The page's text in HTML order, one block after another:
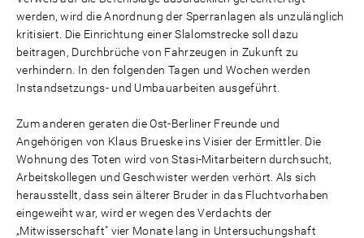
werden, wird die Anordnung der Sperranlagen als unzulänglich
kritisiert. Die Einrichtung einer Slalomstrecke soll dazu
beitragen, Durchbrüche von Fahrzeugen in Zukunft zu
verhindern. In den folgenden Tagen und Wochen werden
Instandsetzungs- und Umbauarbeiten ausgeführt.
Zum anderen geraten die Ost-Berliner Freunde und
Angehörigen von Klaus Brueske ins Visier der Ermittler. Die
Wohnung des Toten wird von Stasi-Mitarbeitern durchsucht,
Arbeitskollegen und Geschwister werden verhört. Als sich
herausstellt, dass sein älterer Bruder in das Fluchtvorhaben
eingeweiht war, wird er wegen des Verdachts der
„Mitwisserschaft" vier Monate lang in Untersuchungshaft